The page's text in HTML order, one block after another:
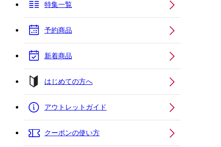
特集一覧
予約商品
新着商品
はじめての方へ
アウトレットガイド
クーポンの使い方